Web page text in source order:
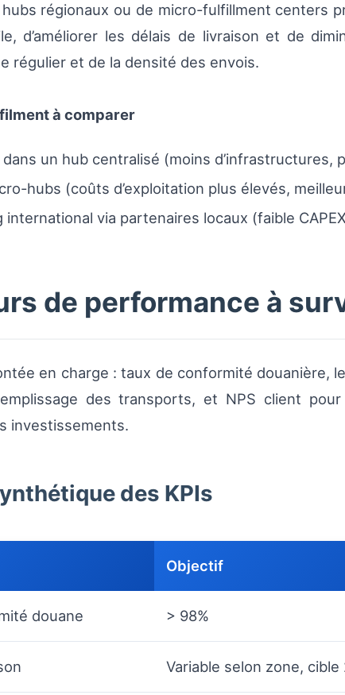
hubs régionaux ou de micro-fulfillment
d’améliorer les délais de livraison et de
régulier et de la densité des envois.
à comparer
un hub centralisé (moins d’infrastructures,
hubs (coûts d’exploitation plus élevés,
international via partenaires locaux (faible
de performance à
en charge : taux de conformité
des transports, et NPS client
investissements.
des KPIs
Objectif
douane > 98%
Variable selon zone, cible